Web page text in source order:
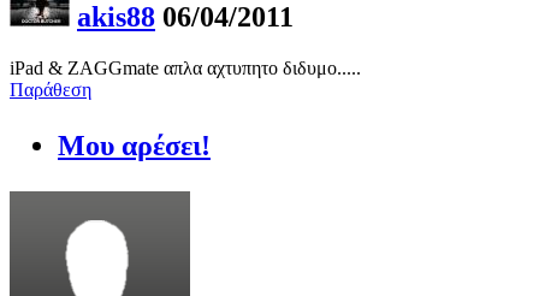
akis88 06/04/2011
iPad & ZAGGmate απλα αχτυπητο διδυμο.....
Παράθεση
Μου αρέσει!